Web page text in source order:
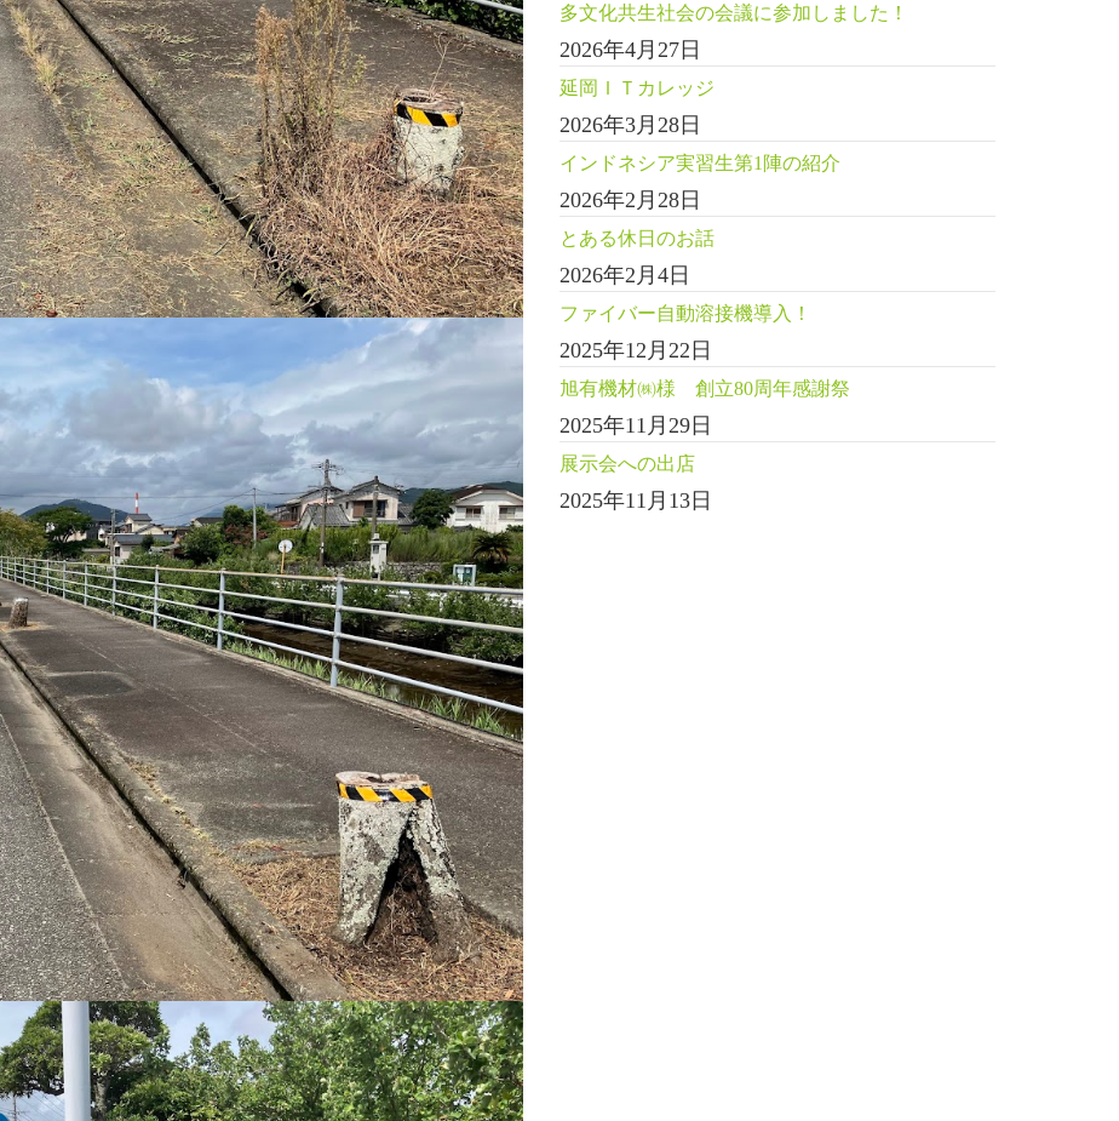
多文化共生社会の会議に参加しました！
2026年4月27日
延岡ＩＴカレッジ
2026年3月28日
インドネシア実習生第1陣の紹介
2026年2月28日
とある休日のお話
2026年2月4日
ファイバー自動溶接機導入！
2025年12月22日
旭有機材㈱様 創立80周年感謝祭
2025年11月29日
展示会への出店
2025年11月13日